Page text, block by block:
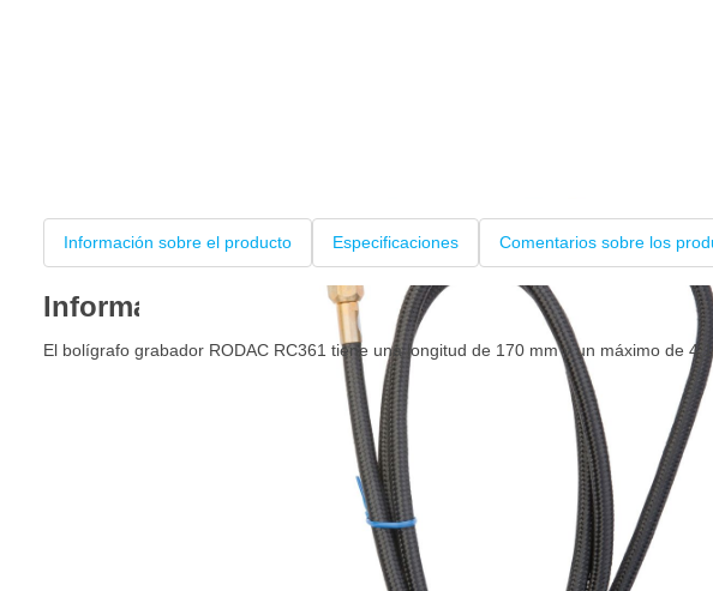
Información sobre el producto Especificaciones Comentarios sobre los
Información sobre el producto
El bolígrafo grabador RODAC RC361 tiene una longitud de 170 mm y un máximo de 4,1